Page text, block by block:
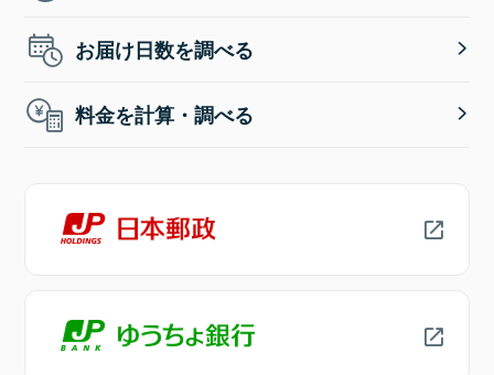
お届け日数を調べる
料金を計算・調べる